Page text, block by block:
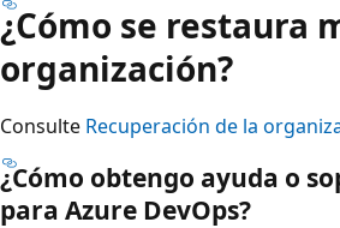
¿Cómo se restaura
organización?
Consulte Recuperación de la
¿Cómo obtengo ayuda o
para Azure DevOps?